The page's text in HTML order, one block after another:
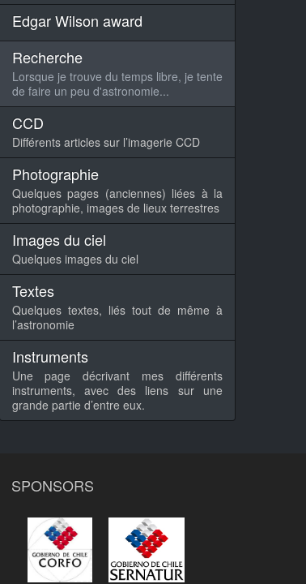
Edgar Wilson award
Recherche
Lorsque je trouve du temps libre, je tente
de faire un peu d'astronomie...
CCD
Différents articles sur l’imagerie CCD
Photographie
Quelques pages (anciennes) liées à la
photographie, images de lieux terrestres
Images du ciel
Quelques images du ciel
Textes
Quelques textes, liés tout de même à
l’astronomie
Instruments
Une page décrivant mes différents
instruments, avec des liens sur une
grande partie d’entre eux.
SPONSORS